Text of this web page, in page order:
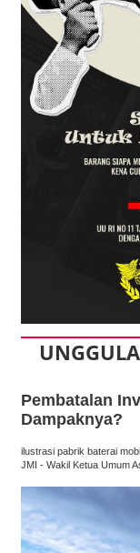
Pembatalan
Dampaknya?
ilustrasi pabrik baterai
JMI - Wakil Ketua Umum